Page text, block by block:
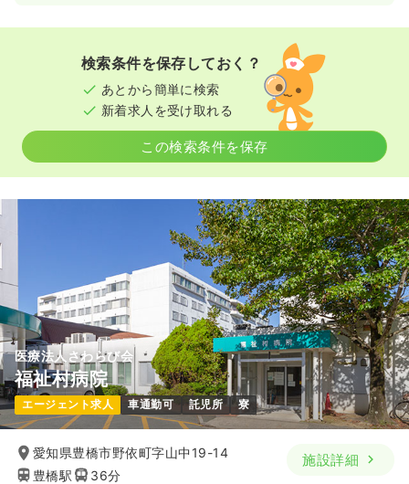
検索条件を保存しておく？
あとから簡単に検索
新着求人を受け取れる
この検索条件を保存
医療法人さわらび会
福祉村病院
エージェント求人 車通勤可 託児所 寮
愛知県豊橋市野依町字山中19-14
豊橋駅
36分
施設詳細